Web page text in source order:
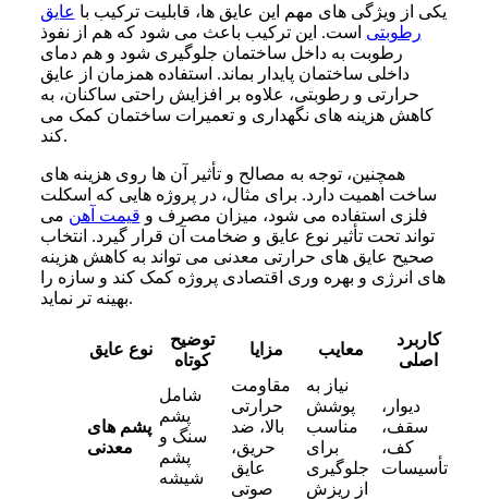
یکی از ویژگی‌ های مهم این عایق‌ ها، قابلیت ترکیب با عایق
رطوبتی است. این ترکیب باعث می‌ شود که هم از نفوذ
رطوبت به داخل ساختمان جلوگیری شود و هم دمای
داخلی ساختمان پایدار بماند. استفاده همزمان از عایق
حرارتی و رطوبتی، علاوه بر افزایش راحتی ساکنان، به
کاهش هزینه‌ های نگهداری و تعمیرات ساختمان کمک می‌
کند.
همچنین، توجه به مصالح و تأثیر آن‌ ها روی هزینه‌ های
ساخت اهمیت دارد. برای مثال، در پروژه‌ هایی که اسکلت
فلزی استفاده می‌ شود، میزان مصرف و قیمت آهن می‌
تواند تحت تأثیر نوع عایق و ضخامت آن قرار گیرد. انتخاب
صحیح عایق‌ های حرارتی معدنی می‌ تواند به کاهش هزینه‌
های انرژی و بهره‌ وری اقتصادی پروژه کمک کند و سازه را
بهینه‌ تر نماید.
نوع عایق
توضیح
کوتاه
مزایا معایب
کاربرد
اصلی
پشم‌ های
معدنی
شامل
پشم
سنگ و
پشم
شیشه
مقاومت
حرارتی
بالا، ضد
حریق،
عایق
صوتی
نیاز به
پوشش
مناسب
برای
جلوگیری
از ریزش
دیوار،
سقف،
کف،
تأسیسات